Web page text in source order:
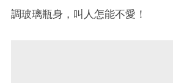
調玻璃瓶身，叫人怎能不愛！